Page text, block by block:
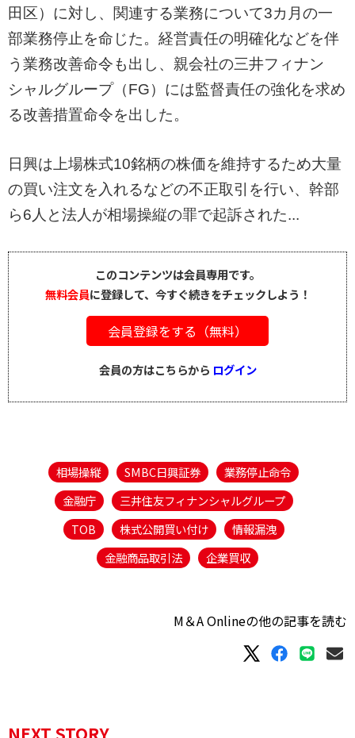
田区）に対し、関連する業務について3カ月の一
部業務停止を命じた。経営責任の明確化などを伴
う業務改善命令も出し、親会社の三井フィナン
シャルグループ（FG）には監督責任の強化を求め
る改善措置命令を出した。
日興は上場株式10銘柄の株価を維持するため大量
の買い注文を入れるなどの不正取引を行い、幹部
ら6人と法人が相場操縦の罪で起訴された...
このコンテンツは会員専用です。
無料会員に登録して、今すぐ続きをチェックしよう！
会員登録をする（無料）
会員の方はこちらから ログイン
相場操縦 SMBC日興証券
業務停止命令
金融庁
三井住友フィナンシャルグループ
TOB
株式公開買い付け
情報漏洩
金融商品取引法
企業買収
M＆A Onlineの他の記事を読む